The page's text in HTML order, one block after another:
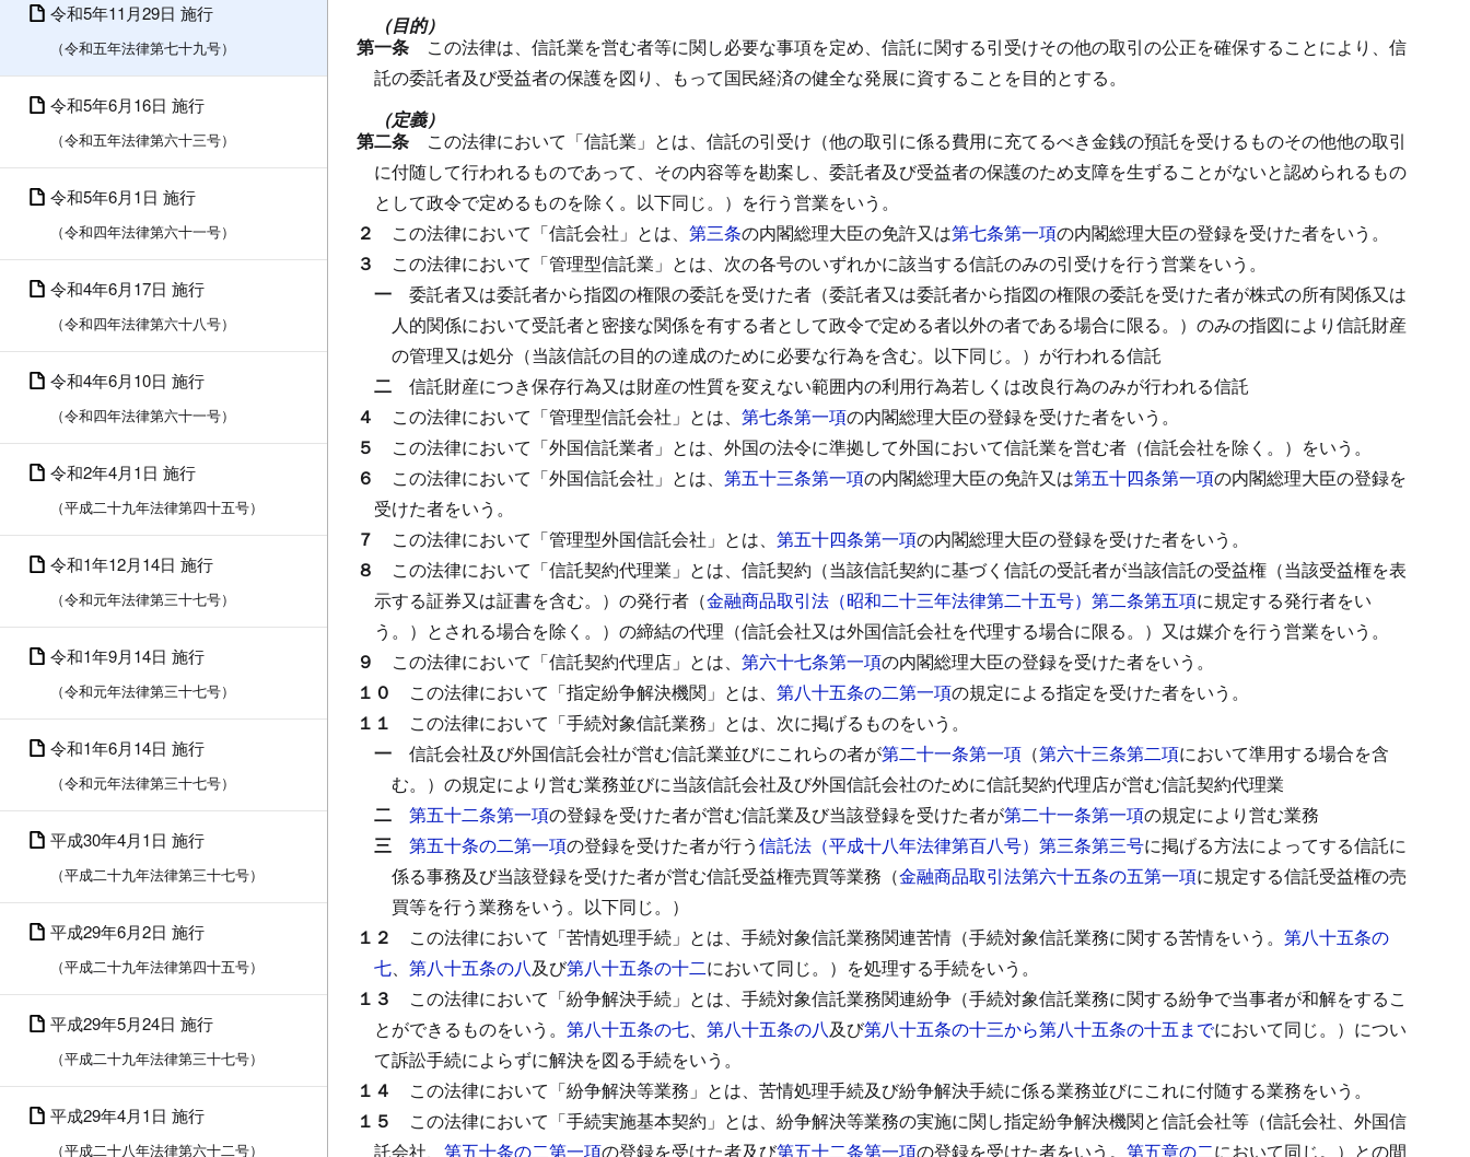
令和5年11月29日 施行
（令和五年法律第七十九号）
令和5年6月16日 施行
（令和五年法律第六十三号）
令和5年6月1日 施行
（令和四年法律第六十一号）
令和4年6月17日 施行
（令和四年法律第六十八号）
令和4年6月10日 施行
（令和四年法律第六十一号）
令和2年4月1日 施行
（平成二十九年法律第四十五号）
令和1年12月14日 施行
（令和元年法律第三十七号）
令和1年9月14日 施行
（令和元年法律第三十七号）
令和1年6月14日 施行
（令和元年法律第三十七号）
平成30年4月1日 施行
（平成二十九年法律第三十七号）
平成29年6月2日 施行
（平成二十九年法律第四十五号）
平成29年5月24日 施行
（平成二十九年法律第三十七号）
平成29年4月1日 施行
（平成二十八年法律第六十二号）
（目的）
第一条 この法律は、信託業を営む者等に関し必要な事項を定め、信託に関する引受けその他の取引の公正を確保することにより、信
託の委託者及び受益者の保護を図り、もって国民経済の健全な発展に資することを目的とする。
（定義）
第二条 この法律において「信託業」とは、信託の引受け（他の取引に係る費用に充てるべき金銭の預託を受けるものその他他の取引
に付随して行われるものであって、その内容等を勘案し、委託者及び受益者の保護のため支障を生ずることがないと認められるもの
として政令で定めるものを除く。以下同じ。）を行う営業をいう。
２ この法律において「信託会社」とは、 第三条の内閣総理大臣の免許又は第七条第一項の内閣総理大臣の登録を受けた者をいう。
３ この法律において「管理型信託業」とは、次の各号のいずれかに該当する信託のみの引受けを行う営業をいう。
一 委託者又は委託者から指図の権限の委託を受けた者（委託者又は委託者から指図の権限の委託を受けた者が株式の所有関係又は
人的関係において受託者と密接な関係を有する者として政令で定める者以外の者である場合に限る。）のみの指図により信託財産
の管理又は処分（当該信託の目的の達成のために必要な行為を含む。以下同じ。）が行われる信託
二 信託財産につき保存行為又は財産の性質を変えない範囲内の利用行為若しくは改良行為のみが行われる信託
４ この法律において「管理型信託会社」とは、 第七条第一項の内閣総理大臣の登録を受けた者をいう。
５ この法律において「外国信託業者」とは、外国の法令に準拠して外国において信託業を営む者（信託会社を除く。）をいう。
６ この法律において「外国信託会社」とは、 第五十三条第一項の内閣総理大臣の免許又は第五十四条第一項の内閣総理大臣の登録を
受けた者をいう。
７ この法律において「管理型外国信託会社」とは、 第五十四条第一項の内閣総理大臣の登録を受けた者をいう。
８ この法律において「信託契約代理業」とは、信託契約（当該信託契約に基づく信託の受託者が当該信託の受益権（当該受益権を表
示する証券又は証書を含む。）の発行者（金融商品取引法（昭和二十三年法律第二十五号）第二条第五項に規定する発行者をい
う。）とされる場合を除く。）の締結の代理（信託会社又は外国信託会社を代理する場合に限る。）又は媒介を行う営業をいう。
９ この法律において「信託契約代理店」とは、 第六十七条第一項の内閣総理大臣の登録を受けた者をいう。
１０ この法律において「指定紛争解決機関」とは、 第八十五条の二第一項の規定による指定を受けた者をいう。
１１ この法律において「手続対象信託業務」とは、次に掲げるものをいう。
一 信託会社及び外国信託会社が営む信託業並びにこれらの者が第二十一条第一項 （第六十三条第二項において準用する場合を含
む。）の規定により営む業務並びに当該信託会社及び外国信託会社のために信託契約代理店が営む信託契約代理業
二 第五十二条第一項の登録を受けた者が営む信託業及び当該登録を受けた者が第二十一条第一項の規定により営む業務
三 第五十条の二第一項の登録を受けた者が行う信託法（平成十八年法律第百八号）第三条第三号に掲げる方法によってする信託に
係る事務及び当該登録を受けた者が営む信託受益権売買等業務（金融商品取引法第六十五条の五第一項に規定する信託受益権の売
買等を行う業務をいう。以下同じ。）
１２ この法律において「苦情処理手続」とは、手続対象信託業務関連苦情（手続対象信託業務に関する苦情をいう。 第八十五条の
七、 第八十五条の八及び第八十五条の十二において同じ。）を処理する手続をいう。
１３ この法律において「紛争解決手続」とは、手続対象信託業務関連紛争（手続対象信託業務に関する紛争で当事者が和解をするこ
とができるものをいう。 第八十五条の七、 第八十五条の八及び第八十五条の十三から第八十五条の十五までにおいて同じ。）につい
て訴訟手続によらずに解決を図る手続をいう。
１４ この法律において「紛争解決等業務」とは、苦情処理手続及び紛争解決手続に係る業務並びにこれに付随する業務をいう。
１５ この法律において「手続実施基本契約」とは、紛争解決等業務の実施に関し指定紛争解決機関と信託会社等（信託会社、外国信
託会社、 第五十条の二第一項の登録を受けた者及び第五十二条第一項の登録を受けた者をいう。 第五章の二において同じ。）との間